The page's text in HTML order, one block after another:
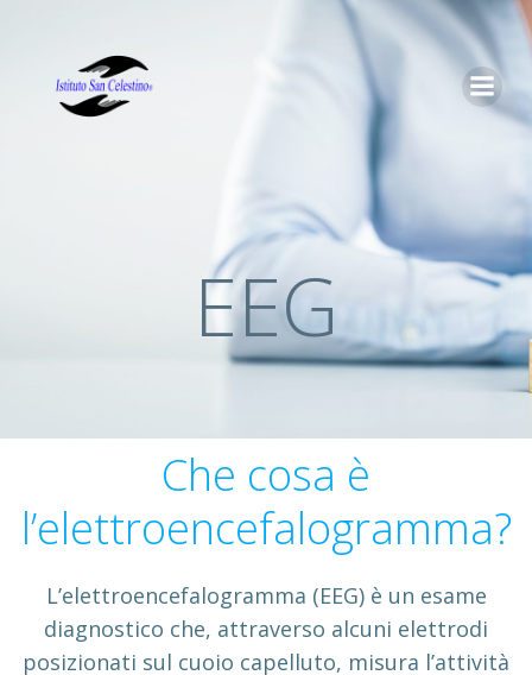
EEG
Che cosa è
l’elettroencefalogramma?
L’elettroencefalogramma (EEG) è un esame
diagnostico che, attraverso alcuni elettrodi
posizionati sul cuoio capelluto, misura l’attività